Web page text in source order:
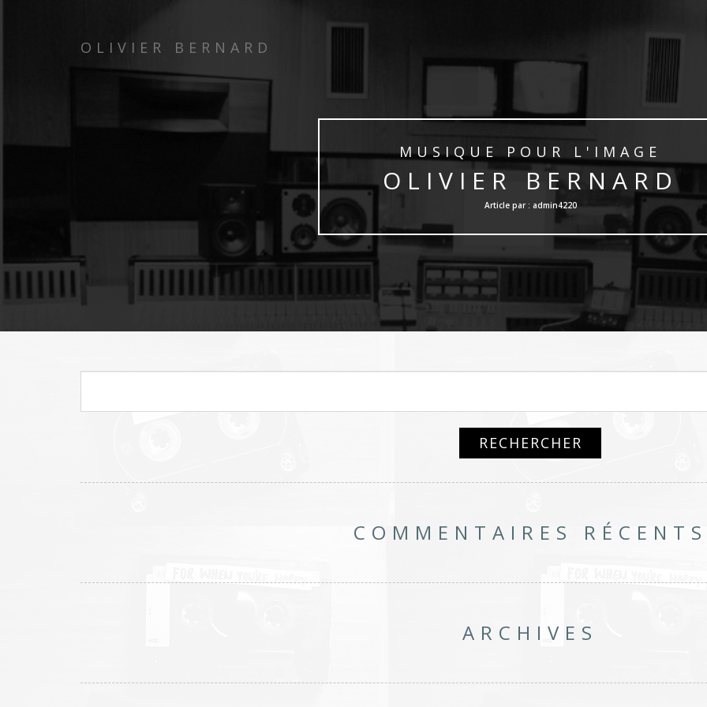
OLIVIER BERNARD
MUSIQUE POUR L'IMAGE
OLIVIER BERNARD
Article par : admin4220
COMMENTAIRES RÉCENTS
ARCHIVES